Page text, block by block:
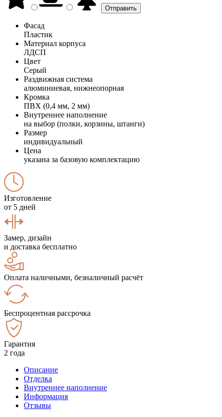
Фасад
Пластик
Материал корпуса
ЛДСП
Цвет
Серый
Раздвижная система
алюминиевая, нижнеопорная
Кромка
ПВХ (0,4 мм, 2 мм)
Внутреннее наполнение
на выбор (полки, корзины, штанги)
Размер
индивидуальный
Цена
указана за базовую комплектацию
Изготовление
от 5 дней
Замер, дизайн
и доставка бесплатно
Оплата наличными, безналичный расчёт
Беспроцентная рассрочка
Гарантия
2 года
Описание
Отделка
Внутреннее наполнение
Информация
Отзывы